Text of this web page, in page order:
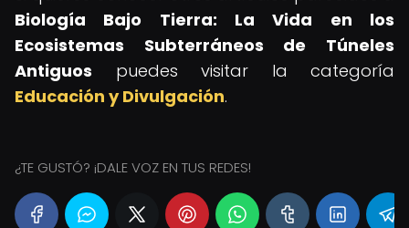
Biología Bajo Tierra: La Vida en los
Ecosistemas Subterráneos de Túneles
Antiguos puedes visitar la categoría
Educación y Divulgación.
¿TE GUSTÓ? ¡DALE VOZ EN TUS REDES!